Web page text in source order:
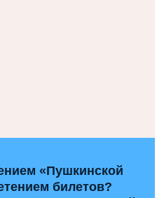
«Пушкинской
билетов?